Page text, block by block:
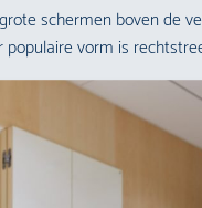
schermen boven de
populaire vorm is